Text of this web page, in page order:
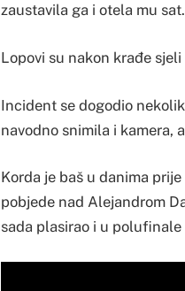
zaustavila ga i otela mu sat.
Lopovi su nakon krađe
Incident se dogodio
navodno snimila i kamera,
Korda je baš u danima
pobjede nad Alejandrom
sada plasirao i u polufinale